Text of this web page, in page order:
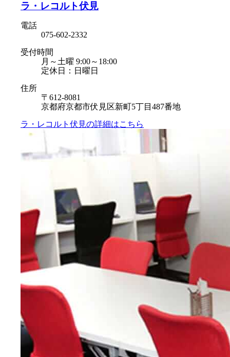
ラ・レコルト伏見
電話
075-602-2332
受付時間
月～土曜 9:00～18:00
定休日：日曜日
住所
〒612-8081
京都府京都市伏見区新町5丁目487番地
ラ・レコルト伏見の詳細はこちら